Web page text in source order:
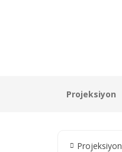
Projeksiyon
Projeksiyon